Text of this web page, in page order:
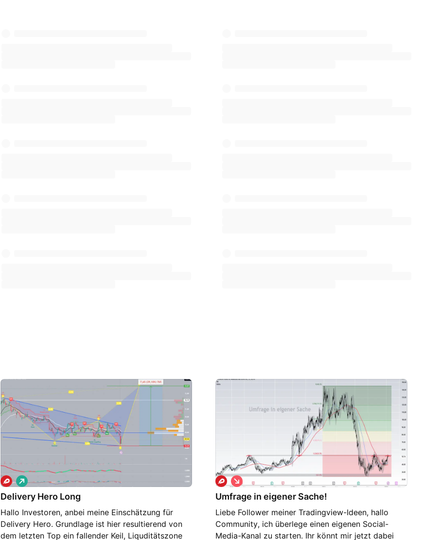
Delivery Hero Long
Hallo Investoren, anbei meine Einschätzung für
Delivery Hero. Grundlage ist hier resultierend von
dem letzten Top ein fallender Keil, Liquditätszone
L
o
n
Umfrage in eigener Sache!
Liebe Follower meiner Tradingview-Ideen, hallo
Community, ich überlege einen eigenen Social-
Media-Kanal zu starten. Ihr könnt mir jetzt dabei
S
h
o
t